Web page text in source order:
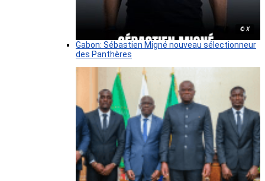
© X
Gabon: Sébastien Migné nouveau sélectionneur
des Panthères